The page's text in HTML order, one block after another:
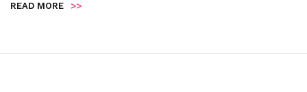
READ MORE >>